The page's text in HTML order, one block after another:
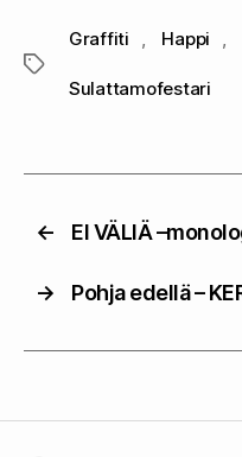
Avainsanat
Graffiti , Happi ,
Sulattamofestari
← EI VÄLIÄ
→ Pohja edellä –